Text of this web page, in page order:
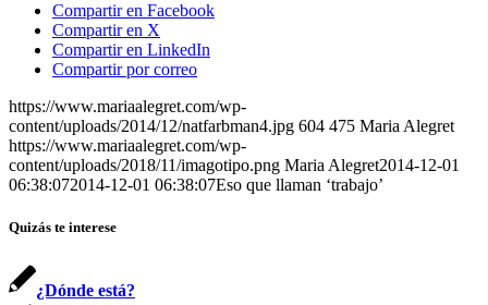
Compartir en Facebook
Compartir en X
Compartir en LinkedIn
Compartir por correo
https://www.mariaalegret.com/wp-
content/uploads/2014/12/natfarbman4.jpg 604 475 Maria Alegret
https://www.mariaalegret.com/wp-
content/uploads/2018/11/imagotipo.png Maria Alegret2014-12-01
06:38:072014-12-01 06:38:07Eso que llaman ‘trabajo’
Quizás te interese
¿Dónde está?